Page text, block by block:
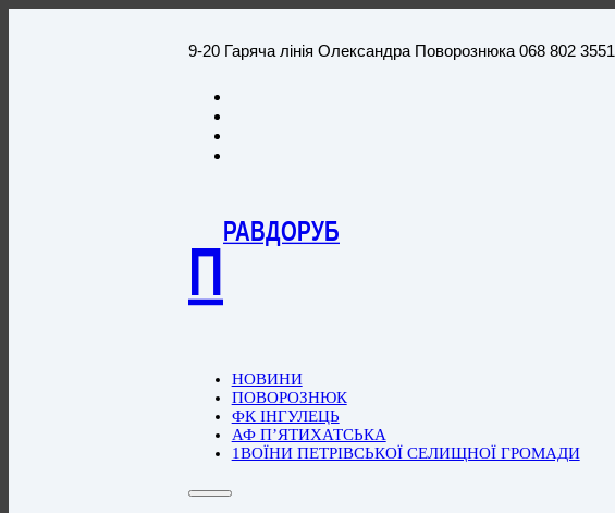
9-20 Гаряча лінія Олександра Поворознюка 068 802 3551
П
РАВДОРУБ
НОВИНИ
ПОВОРОЗНЮК
ФК ІНГУЛЕЦЬ
АФ П’ЯТИХАТСЬКА
1ВОЇНИ ПЕТРІВСЬКОЇ СЕЛИЩНОЇ ГРОМАДИ